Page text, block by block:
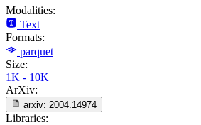
Modalities:
Text
Formats:
parquet
Size:
1K - 10K
ArXiv:
arxiv: 2004.14974
Libraries: